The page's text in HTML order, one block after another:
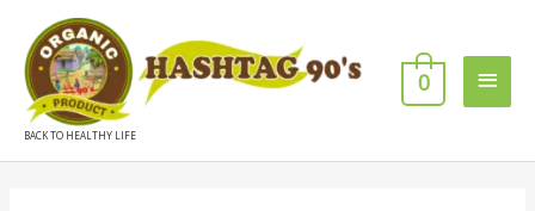
BACK TO HEALTHY LIFE
0